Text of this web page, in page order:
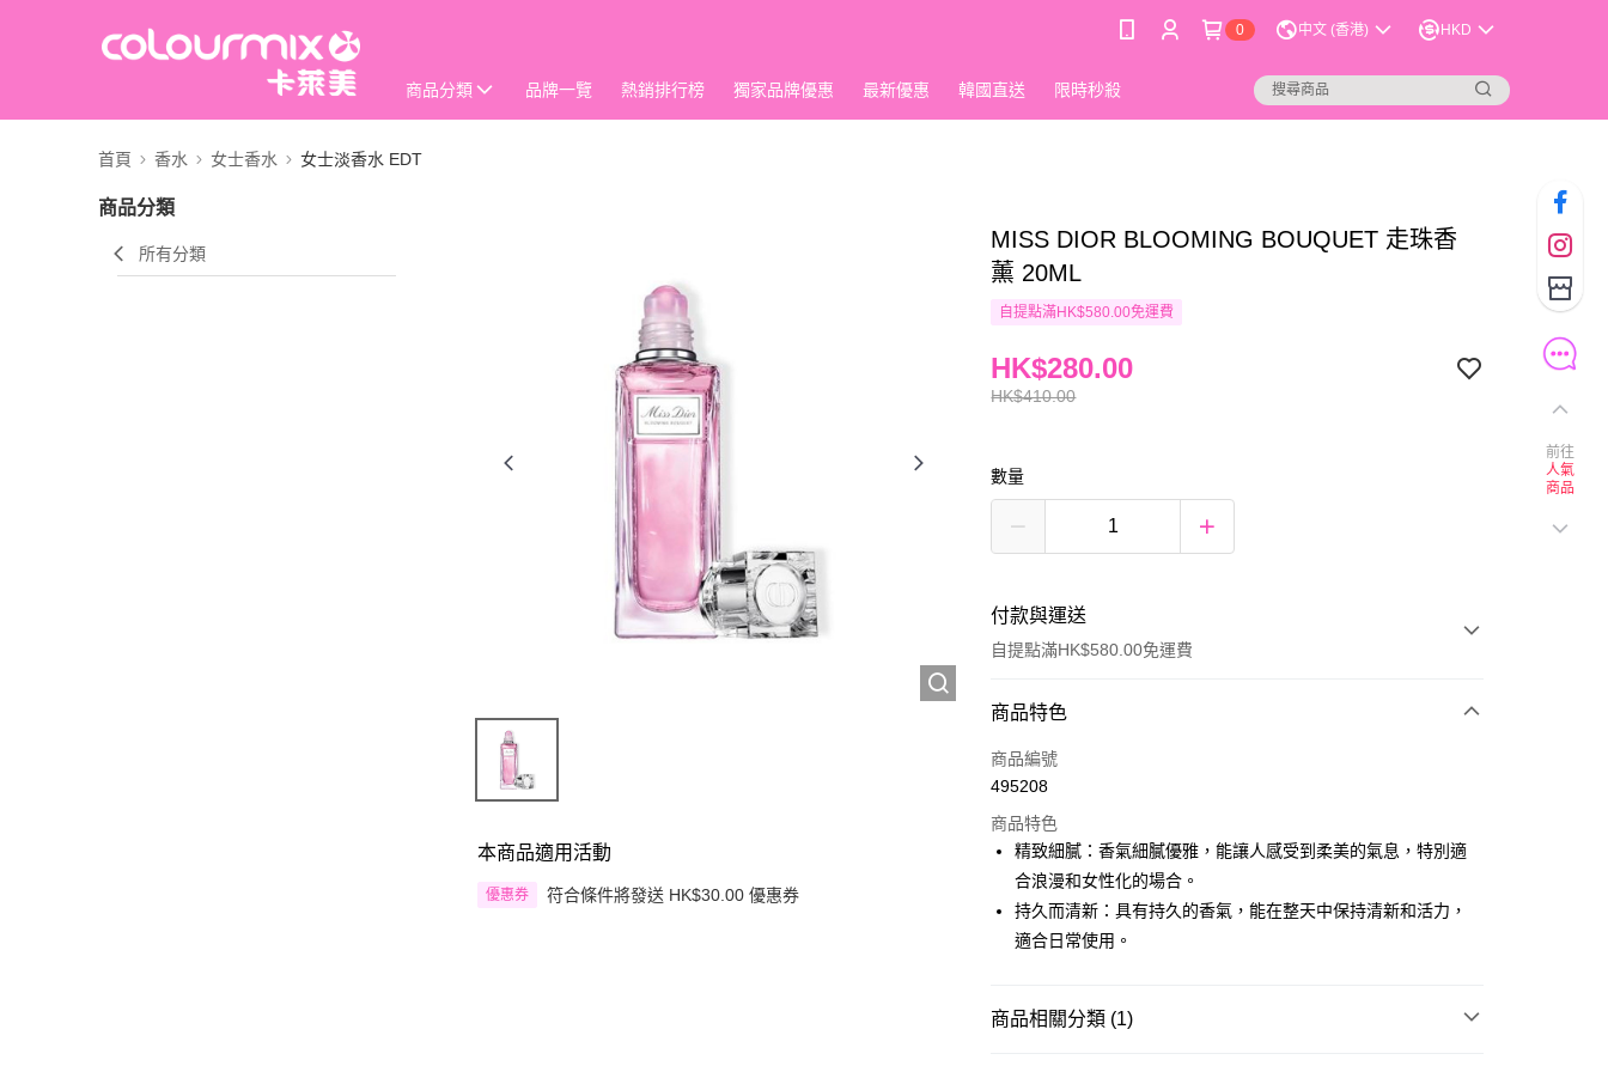
0 中文 (香港) HKD
商品分類 品牌一覽 熱銷排行榜 獨家品牌優惠 最新優惠 韓國直送 限時秒殺
首頁 香水 女士香水 女士淡香水 EDT
商品分類
所有分類
本商品適用活動
優惠券 符合條件將發送 HK$30.00 優惠券
MISS DIOR BLOOMING BOUQUET 走珠香
薰 20ML
自提點滿HK$580.00免運費
HK$410.00
HK$280.00
數量
付款與運送
自提點滿HK$580.00免運費
付款方式
信用卡
Google Pay
AlipayHK
PayMe
其他轉帳方式
商品特色
商品編號
495208
商品特色
精致細膩：香氣細膩優雅，能讓人感受到柔美的氣息，特別適
合浪漫和女性化的場合。
持久而清新：具有持久的香氣，能在整天中保持清新和活力，
適合日常使用。
商品相關分類 (1)
前往
人氣
商品